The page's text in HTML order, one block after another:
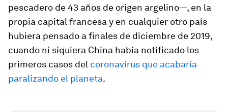
pescadero de 43 años de origen argelino—, en la
propia capital francesa y en cualquier otro país
hubiera pensado a finales de diciembre de 2019,
cuando ni siquiera China había notificado los
primeros casos del coronavirus que acabaría
paralizando el planeta.